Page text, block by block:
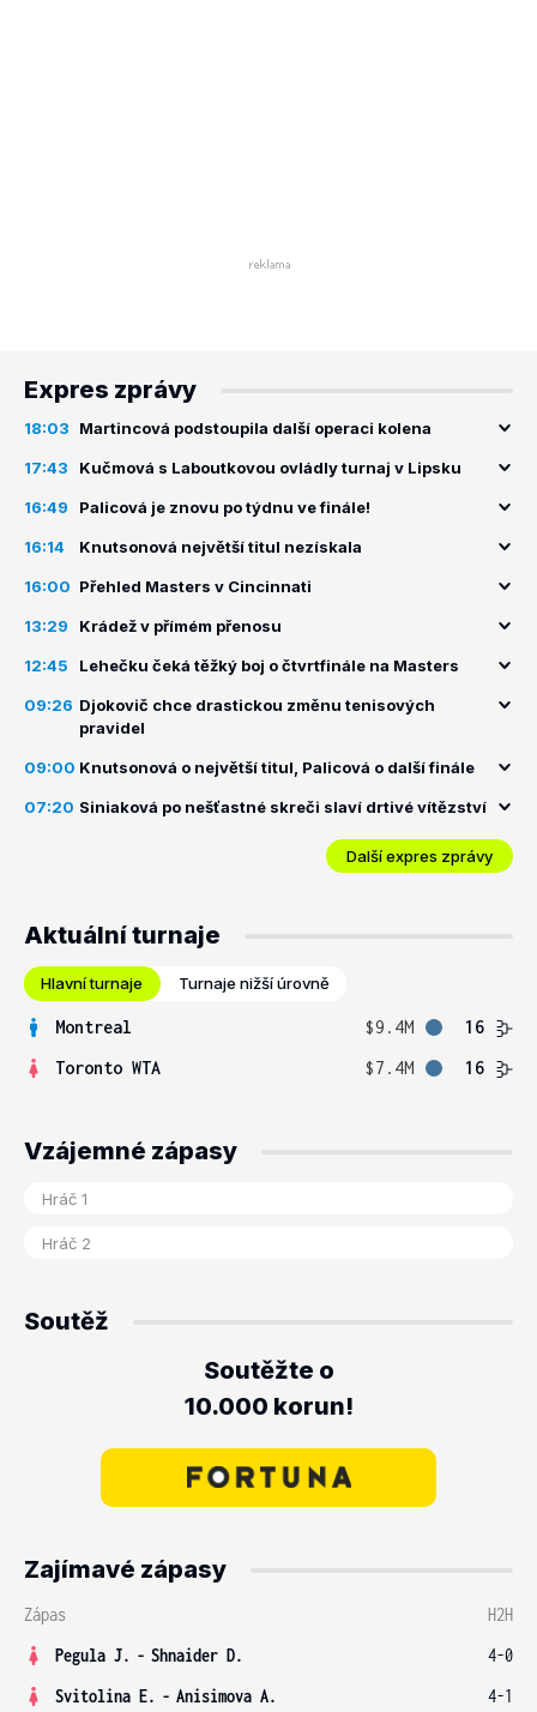
Expres zprávy
18:03 Martincová podstoupila další operaci kolena
17:43 Kučmová s Laboutkovou ovládly turnaj v Lipsku
16:49 Palicová je znovu po týdnu ve finále!
16:14 Knutsonová největší titul nezískala
16:00 Přehled Masters v Cincinnati
13:29 Krádež v přímém přenosu
12:45 Lehečku čeká těžký boj o čtvrtfinále na Masters
09:26 Djokovič chce drastickou změnu tenisových
pravidel
09:00 Knutsonová o největší titul, Palicová o další finále
07:20 Siniaková po nešťastné skreči slaví drtivé vítězství
Další expres zprávy
Aktuální turnaje
Hlavní turnaje Turnaje nižší úrovně
Montreal $9.4M
16
Toronto WTA
$7.4M 16
Vzájemné zápasy
Soutěž
Soutěžte o
10.000 korun!
Zajímavé zápasy
Zápas
H2H
Pegula J. - Shnaider D.
4-0
Svitolina E. - Anisimova A.
4-1